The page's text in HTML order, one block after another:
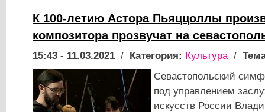
К 100-летию Астора Пьяццоллы
композитора прозвучат на
15:43 - 11.03.2021 / Категория: Культура/
Севастопольский
под управлением
искусств России